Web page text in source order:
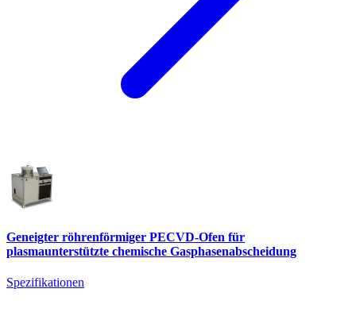
Geneigter röhrenförmiger PECVD-Ofen für
plasmaunterstützte chemische Gasphasenabscheidung
Spezifikationen